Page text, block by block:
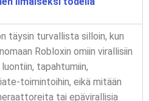
täysin turvallista silloin, kun
Robloxin omiin virallisiin
tapahtumiin,
toimintoihin, eikä mitään
tai epävirallisia